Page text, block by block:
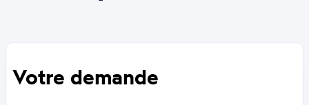
Votre demande